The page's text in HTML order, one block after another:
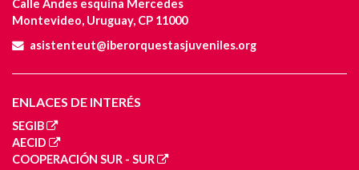
Calle Andes esquina Mercedes
Montevideo, Uruguay, CP 11000
asistenteut@iberorquestasjuveniles.org
ENLACES DE INTERÉS
SEGIB
AECID
COOPERACIÓN SUR - SUR